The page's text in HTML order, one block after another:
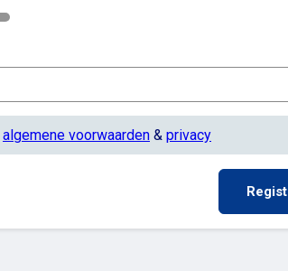
algemene voorwaarden & privacy